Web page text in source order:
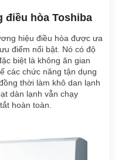
điều hòa Toshiba
hiệu điều hòa được ưa
điểm nổi bật. Nó có độ
biệt là không ăn gian
các chức năng tận dụng
thời làm khô dan lạnh
dàn lạnh vẫn chạy
hoàn toàn.